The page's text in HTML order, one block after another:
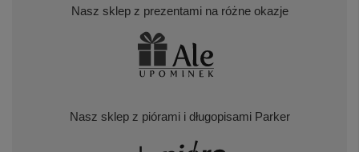
Nasz sklep z prezentami na różne okazje
Nasz sklep z piórami i długopisami Parker